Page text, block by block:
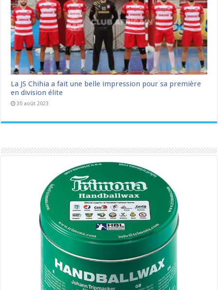
La JS Chihia a fait une belle impression pour sa première
en division élite
30 août 2023